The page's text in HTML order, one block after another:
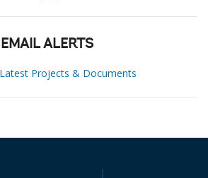
ALERTS
Projects & Documents